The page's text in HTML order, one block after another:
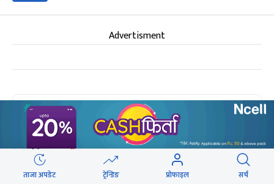
Advertisment
आगामी बिदाहरु
१२
शुक्र
जनै पूर्णिमा
Aug 28, 2026
२० दिन बाँकी
ताजा अपडेट ट्रेन्डिङ प्रोफाइल सर्च